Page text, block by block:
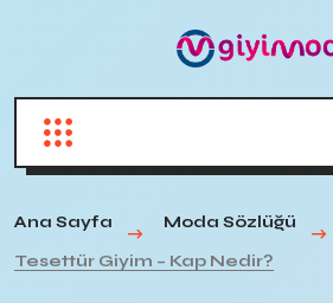
Ana Sayfa
Moda Sözlüğü
Tesettür Giyim – Kap Nedir?